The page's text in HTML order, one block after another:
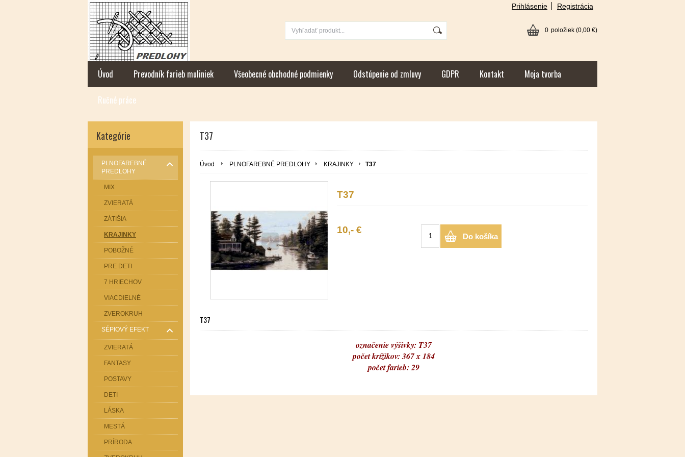
Prihlásenie Registrácia
0 položiek (0,00 €)
Úvod Prevodník farieb muliniek Všeobecné obchodné podmienky Odstúpenie od zmluvy GDPR Kontakt Moja tvorba
Ručné práce
Kategórie
PLNOFAREBNÉ
PREDLOHY
MIX
ZVIERATÁ
ZÁTIŠIA
KRAJINKY
POBOŽNÉ
PRE DETI
7 HRIECHOV
VIACDIELNÉ
ZVEROKRUH
SÉPIOVÝ EFEKT
ZVIERATÁ
FANTASY
POSTAVY
DETI
LÁSKA
MESTÁ
PRÍRODA
T37
Úvod PLNOFAREBNÉ PREDLOHY KRAJINKY T37
T37
10,- €
Do košíka
T37
označenie výšivky: T37
počet krížikov: 367 x 184
počet farieb: 29